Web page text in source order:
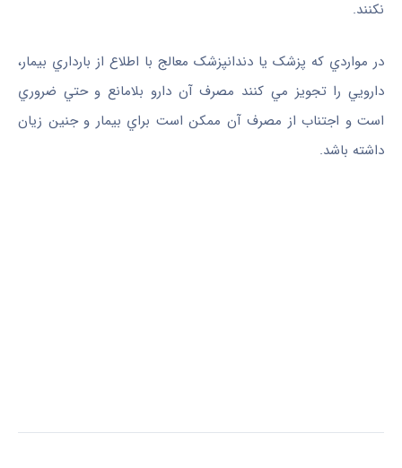
نکنند.
در مواردي که پزشک يا دندانپزشک معالج با اطلاع از بارداري بيمار،
دارويي را تجويز مي ‌کنند مصرف آن دارو بلامانع و حتي ضروري
است و اجتناب از مصرف آن ممکن است براي بيمار و جنين زيان
داشته باشد.